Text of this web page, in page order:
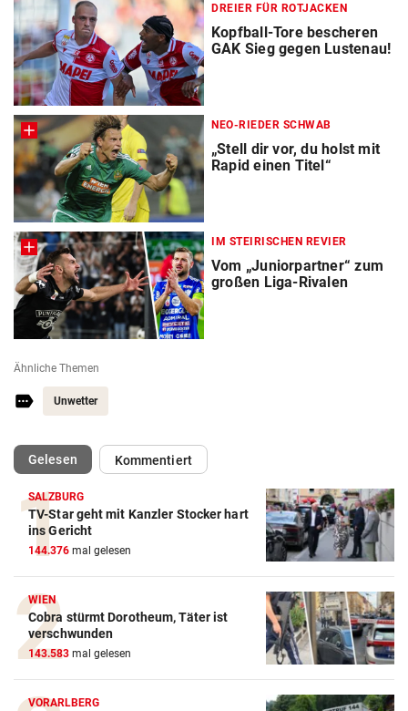
DREIER FÜR ROTJACKEN
Kopfball-Tore bescheren
GAK Sieg gegen Lustenau!
NEO-RIEDER SCHWAB
„Stell dir vor, du holst mit
Rapid einen Titel“
IM STEIRISCHEN REVIER
Vom „Juniorpartner“ zum
großen Liga-Rivalen
Ähnliche Themen
Unwetter
Gelesen(ausgewählt)Kommentiert
SALZBURG
TV-Star geht mit Kanzler Stocker hart
ins Gericht
144.376 mal gelesen
WIEN
Cobra stürmt Dorotheum, Täter ist
verschwunden
143.583 mal gelesen
VORARLBERG
Action-Cam Vergleich
ZUM VERGLEICH
Crosstrainer Vergleich
ZUM VERGLEICH
E-Bike Vergleich
ZUM VERGLEICH